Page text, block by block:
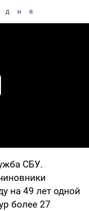
Video
СБУ.
на 49 лет одной
более 27